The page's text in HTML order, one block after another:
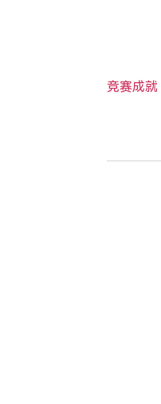
竞赛成就